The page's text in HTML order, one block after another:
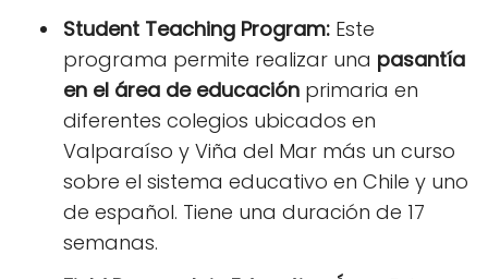
Student Teaching Program: Este
programa permite realizar una pasantía
en el área de educación primaria en
diferentes colegios ubicados en
Valparaíso y Viña del Mar más un curso
sobre el sistema educativo en Chile y uno
de español. Tiene una duración de 17
semanas.